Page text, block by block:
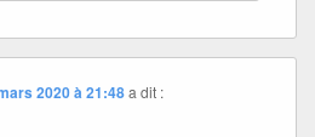
2020 à 21:48 a dit :